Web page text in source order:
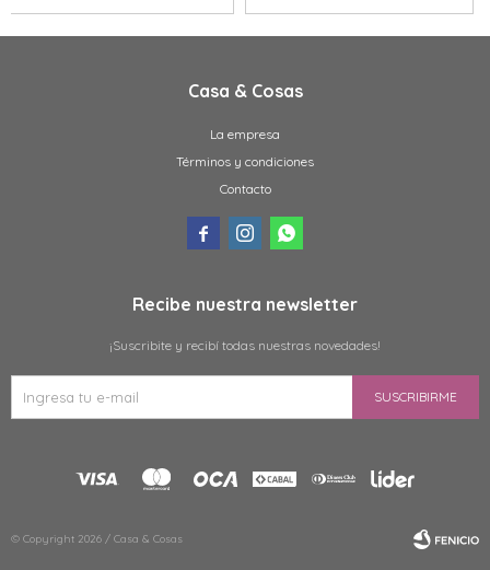
Casa & Cosas
La empresa
Términos y condiciones
Contacto
  
Recibe nuestra newsletter
¡Suscribite y recibí todas nuestras novedades!
SUSCRIBIRME
© Copyright 2026 / Casa & Cosas